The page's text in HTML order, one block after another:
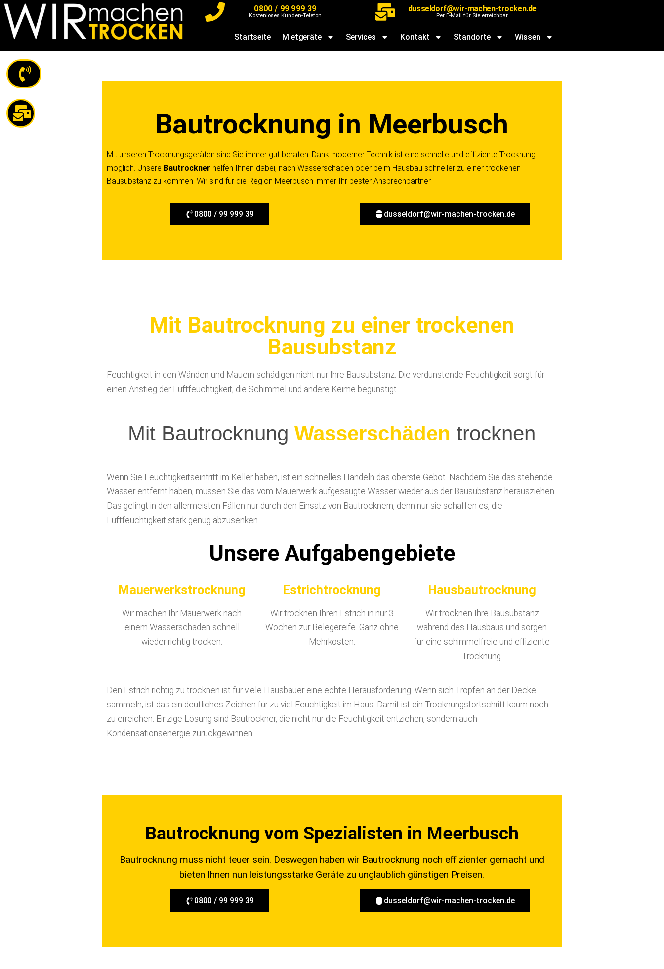
Z
I
n
a
l
0800 / 99 999 39
Kostenloses Kunden-Telefon
dusseldorf@wir-machen-trocken.de
Per E-Mail für Sie erreichbar
Startseite Mietgeräte Services Kontakt Standorte Wissen
Bautrocknung in Meerbusch
Mit unseren Trocknungsgeräten sind Sie immer gut beraten. Dank moderner Technik ist eine schnelle und effiziente Trocknung
möglich. Unsere Bautrockner helfen Ihnen dabei, nach Wasserschäden oder beim Hausbau schneller zu einer trockenen
Bausubstanz zu kommen. Wir sind für die Region Meerbusch immer Ihr bester Ansprechpartner.
0800 / 99 999 39 dusseldorf@wir-machen-trocken.de
Mit Bautrocknung zu einer trockenen
Bausubstanz
Feuchtigkeit in den Wänden und Mauern schädigen nicht nur Ihre Bausubstanz. Die verdunstende Feuchtigkeit sorgt für
einen Anstieg der Luftfeuchtigkeit, die Schimmel und andere Keime begünstigt.
Mit Bautrocknung Fußböden trocknen
Wenn Sie Feuchtigkeitseintritt im Keller haben, ist ein schnelles Handeln das oberste Gebot. Nachdem Sie das stehende
Wasser entfernt haben, müssen Sie das vom Mauerwerk aufgesaugte Wasser wieder aus der Bausubstanz herausziehen.
Das gelingt in den allermeisten Fällen nur durch den Einsatz von Bautrocknern, denn nur sie schaffen es, die
Luftfeuchtigkeit stark genug abzusenken.
Unsere Aufgabengebiete
Mauerwerkstrocknung
Wir machen Ihr Mauerwerk nach
einem Wasserschaden schnell
wieder richtig trocken.
Estrichtrocknung
Wir trocknen Ihren Estrich in nur 3
Wochen zur Belegereife. Ganz ohne
Mehrkosten.
Hausbautrocknung
Wir trocknen Ihre Bausubstanz
während des Hausbaus und sorgen
für eine schimmelfreie und effiziente
Trocknung.
Den Estrich richtig zu trocknen ist für viele Hausbauer eine echte Herausforderung. Wenn sich Tropfen an der Decke
sammeln, ist das ein deutliches Zeichen für zu viel Feuchtigkeit im Haus. Damit ist ein Trocknungsfortschritt kaum noch
zu erreichen. Einzige Lösung sind Bautrockner, die nicht nur die Feuchtigkeit entziehen, sondern auch
Kondensationsenergie zurückgewinnen.
Bautrocknung vom Spezialisten in Meerbusch
Bautrocknung muss nicht teuer sein. Deswegen haben wir Bautrocknung noch effizienter gemacht und
bieten Ihnen nun leistungsstarke Geräte zu unglaublich günstigen Preisen.
0800 / 99 999 39 dusseldorf@wir-machen-trocken.de